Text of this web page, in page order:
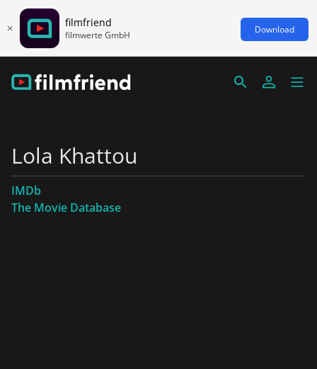
filmfriend
filmwerte GmbH Download
Lola Khattou
IMDb
The Movie Database